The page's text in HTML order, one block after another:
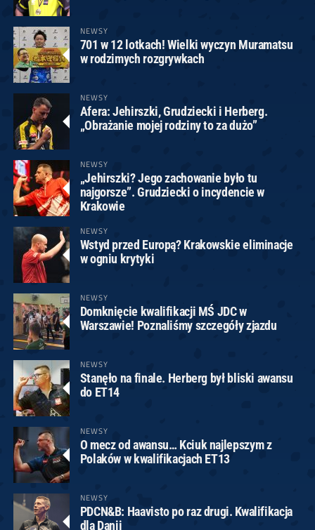
NEWSY
701 w 12 lotkach! Wielki wyczyn Muramatsu
w rodzimych rozgrywkach
NEWSY
Afera: Jehirszki, Grudziecki i Herberg.
„Obrażanie mojej rodziny to za dużo”
NEWSY
„Jehirszki? Jego zachowanie było tu
najgorsze”. Grudziecki o incydencie w
Krakowie
NEWSY
Wstyd przed Europą? Krakowskie eliminacje
w ogniu krytyki
NEWSY
Domknięcie kwalifikacji MŚ JDC w
Warszawie! Poznaliśmy szczegóły zjazdu
NEWSY
Stanęło na finale. Herberg był bliski awansu
do ET14
NEWSY
O mecz od awansu… Kciuk najlepszym z
Polaków w kwalifikacjach ET13
NEWSY
PDCN&B: Haavisto po raz drugi. Kwalifikacja
dla Danii